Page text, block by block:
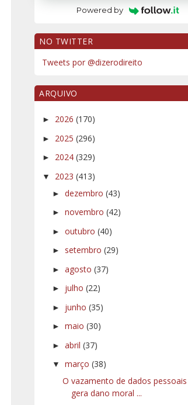
Powered by
NO TWITTER
Tweets por @dizerodireito
ARQUIVO
► 2026 (170)
► 2025 (296)
► 2024 (329)
▼ 2023 (413)
► dezembro (43)
► novembro (42)
► outubro (40)
► setembro (29)
► agosto (37)
► julho (22)
► junho (35)
► maio (30)
► abril (37)
▼ março (38)
O vazamento de dados
gera dano moral ...